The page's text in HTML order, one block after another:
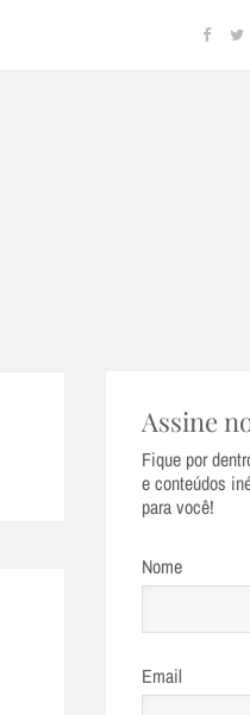
Assine
Fique por
e conteúdos
para você!
Nome
Email